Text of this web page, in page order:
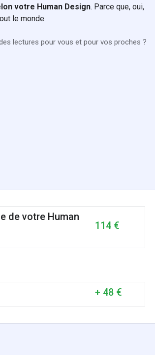
votre Human Design. Parce que, oui,
le monde.
lectures pour vous et pour vos proches ?
de votre Human
114 €
+ 48 €